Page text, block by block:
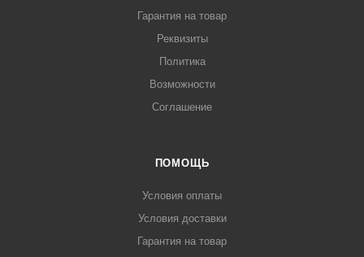
Гарантия на товар
Реквизиты
Политика
Возможности
Соглашение
ПОМОЩЬ
Условия оплаты
Условия доставки
Гарантия на товар